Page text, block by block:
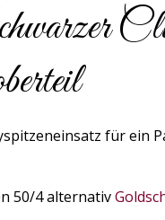
für ein
50/4 alternativ